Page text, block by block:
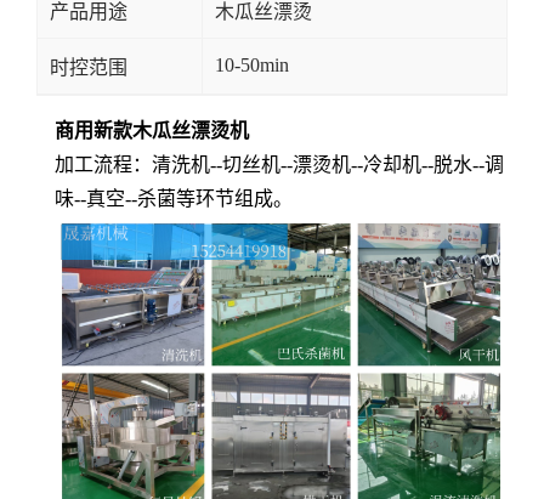
产品用途 木瓜丝漂烫
时控范围 10-50min
商用新款木瓜丝漂烫机
加工流程：清洗机--切丝机--漂烫机--冷却机--脱水--调
味--真空--杀菌等环节组成。